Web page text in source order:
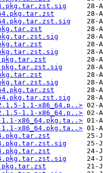
1.1-x86_64.p..>
1.1-x86_64.p..>
x86_64.pkg.ta..>
x86_64.pkg.ta..>